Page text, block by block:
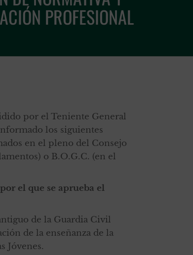
PROFESIONAL
por el Teniente General
los siguientes
en el pleno del Consejo
o B.O.G.C. (en el
el que se aprueba el
de la Guardia Civil
de la enseñanza de la
Jóvenes.